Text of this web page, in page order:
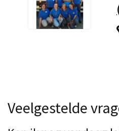
Veelgestelde